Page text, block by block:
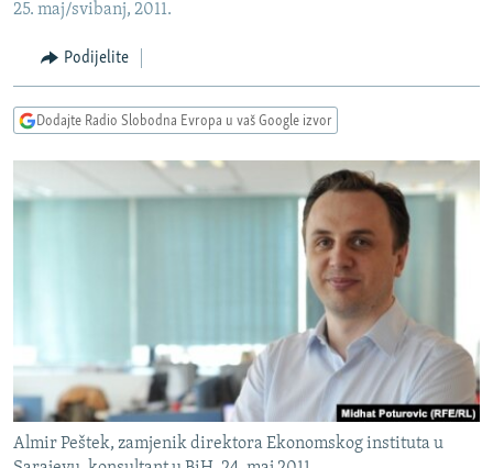
navigaciju
Pređite
pretragu
CRNA GORA
VIZUELNO
FOTOGALERIJE
PODCASTI
RAT U UKRAJINI
KINA NA BALKANU
RSE PRIČE IZ SVIJETA
VIŠE OD NASLOVA
GENOCID U SREBRENICI
POPLAVE I KLIZIŠTA U BIH 2024.
PRATITE NAS
25. maj/svibanj, 2011.
Podijelite
Dodajte Radio Slobodna Evropa u vaš Google izvor
Almir Peštek, zamjenik direktora Ekonomskog instituta u